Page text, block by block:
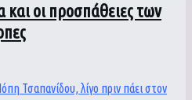
οι προσπάθειες των